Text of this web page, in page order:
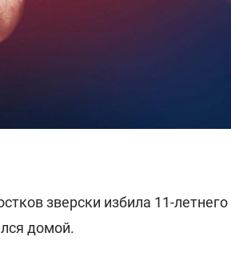
зверски избила 11-летнего
домой.